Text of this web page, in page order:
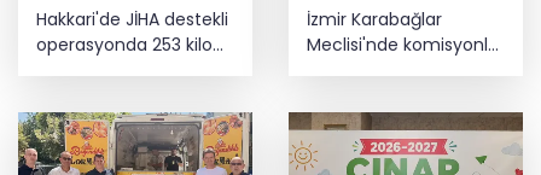
Hakkari'de JİHA destekli
operasyonda 253 kilo
İzmir Karabağlar
Meclisi'nde komisyonlar